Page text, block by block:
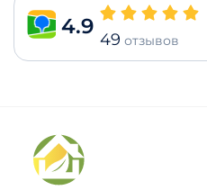
4.9
49 отзывов